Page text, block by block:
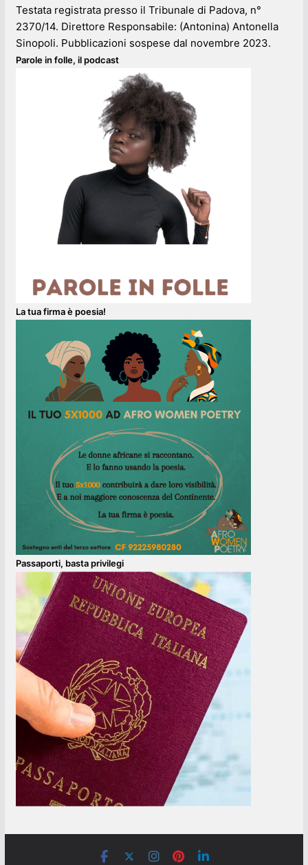
Testata registrata presso il Tribunale di Padova, n°
2370/14. Direttore Responsabile: (Antonina) Antonella
Sinopoli. Pubblicazioni sospese dal novembre 2023.
Parole in folle, il podcast
La tua firma è poesia!
Passaporti, basta privilegi